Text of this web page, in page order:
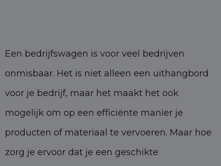
Een bedrijfswagen is voor veel bedrijven
onmisbaar. Het is niet alleen een uithangbord
voor je bedrijf, maar het maakt het ook
mogelijk om op een efficiënte manier je
producten of materiaal te vervoeren. Maar hoe
zorg je ervoor dat je een geschikte